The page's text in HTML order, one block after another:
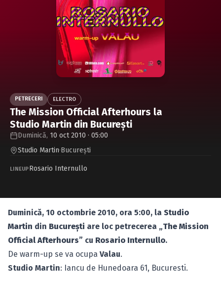
Caută în site...
PETRECERI ELECTRO
The Mission Official Afterhours la
Studio Martin din Bucureşti
Duminică, 10 oct 2010 · 05:00
Studio Martin·Bucureşti
LINEUPRosario Internullo
Duminică, 10 octombrie 2010, ora 5:00, la Studio
Martin din Bucureşti are loc petrecerea „The Mission
Official Afterhours” cu Rosario Internullo.
De warm-up se va ocupa Valau.
Studio Martin: Iancu de Hunedoara 61, Bucuresti.